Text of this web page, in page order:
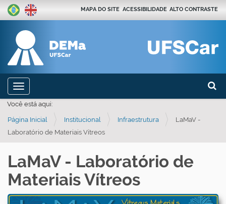
Busca
MAPA DO SITE ACESSIBILIDADE ALTO CONTRASTE
Toggle navigation
Você está aqui:
Página Inicial Institucional Infraestrutura
LaMaV -
Laboratório de Materiais Vítreos
LaMaV - Laboratório de
Materiais Vítreos